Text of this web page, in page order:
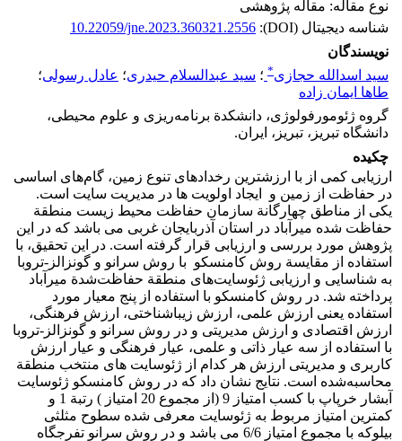
نوع مقاله: مقاله پژوهشی
شناسه دیجیتال (DOI):
10.22059/jne.2023.360321.2556
نویسندگان
سید اسدالله حجازی* ؛ سید عبدالسلام حیدری؛ عادل رسولی؛
طاها ایمان زاده
گروه ژئومورفولوژی، دانشکدة برنامه‌ریزی و علوم محیطی،
دانشگاه تبریز، تبریز، ایران.
چکیده
ارزیابی کمی از با ارزش­ترین رخدادهای تنوع زمین، گام‌های اساسی
در حفاظت از زمین و ایجاد اولویت ­ها در مدیریت سایت است.
یکی از مناطق چهارگانة سازمان حفاظت محیط­ زیست منطقة
حفاظت شده میرآباد در استان آذربایجان ­غربی می ­باشد که در این
پژوهش مورد بررسی و ارزیابی قرار گرفته است. در این تحقیق، با
استفاده از مقایسة روش کامنسکو با روش سرانو و گونزالز-تروبا
به شناسایی و ارزیابی ژئوسایت‌های منطقة حفاظت‌شدة میرآباد
پرداخته شد. در روش کامنسکو با استفاده از پنج معیار مورد
استفاده یعنی ارزش علمی، ارزش زیباشناختی، ارزش فرهنگی،
ارزش اقتصادی و ارزش مدیریتی و در روش سرانو و گونزالز-تروبا
با استفاده از سه عیار ذاتی و علمی، عیار فرهنگی و عیار ارزش
کاربری و مدیریتی ارزش هر کدام از ژئوسایت های منتخب منطقة
محاسبه‌شده است. نتایج نشان داد که در روش کامنسکو ژئوسایت
آبشار خرپاپ با کسب امتیاز 9 (از مجموع 20 امتیاز ) رتبة 1 و
کمترین امتیاز مربوط به ژئوسایت معرفی شده سطوح مثلثی
بیلوکه با مجموع امتیاز 6/6 می باشد و در روش سرانو تفرجگاه